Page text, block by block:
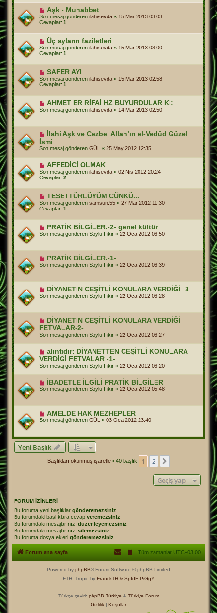
Aşk - Muhabbet
Son mesaj gönderen ilahisevda « 15 Mar 2013 03:03
Cevaplar: 1
Üç ayların faziletleri
Son mesaj gönderen ilahisevda « 15 Mar 2013 03:00
Cevaplar: 1
SAFER AYI
Son mesaj gönderen ilahisevda « 15 Mar 2013 02:58
Cevaplar: 1
AHMET ER RİFAİ HZ BUYURDULAR Kİ:
Son mesaj gönderen ilahisevda « 14 Mar 2013 02:50
İlahi Aşk ve Cezbe, Allah’ın el-Vedûd Güzel
İsmi
Son mesaj gönderen GÜL « 25 May 2012 12:35
AFFEDİCİ OLMAK
Son mesaj gönderen ilahisevda « 02 Nis 2012 20:24
Cevaplar: 2
TESETTÜRLÜYÜM CÜNKÜ...
Son mesaj gönderen samsun.55 « 27 Mar 2012 11:30
Cevaplar: 1
PRATİK BİLGİLER.-2- genel kültür
Son mesaj gönderen Soylu Fikir « 22 Oca 2012 06:50
PRATİK BİLGİLER.-1-
Son mesaj gönderen Soylu Fikir « 22 Oca 2012 06:39
DİYANETİN CEŞİTLİ KONULARA VERDİĞİ -3-
Son mesaj gönderen Soylu Fikir « 22 Oca 2012 06:28
DİYANETİN CEŞİTLİ KONULARA VERDİĞİ
FETVALAR-2-
Son mesaj gönderen Soylu Fikir « 22 Oca 2012 06:27
alıntıdır: DİYANETTEN CEŞİTLİ KONULARA
VERDİGİ FETVALAR -1-
Son mesaj gönderen Soylu Fikir « 22 Oca 2012 06:20
İBADETLE İLGİLİ PRATİK BİLGİLER
Son mesaj gönderen Soylu Fikir « 22 Oca 2012 05:48
AMELDE HAK MEZHEPLER
Son mesaj gönderen GÜL « 03 Oca 2012 23:40
Yeni Başlık
Başlıkları okunmuş işaretle • 40 başlık 1 2
Geçiş yap
FORUM IZINLERI
Bu foruma yeni başlıklar gönderemezsiniz
Bu forumdaki başlıklara cevap veremezsiniz
Bu forumdaki mesajlarınızı düzenleyemezsiniz
Bu forumdaki mesajlarınızı silemezsiniz
Bu foruma dosya ekleri gönderemezsiniz
Forum ana sayfa Tüm zamanlar UTC+03:00
Powered by phpBB® Forum Software © phpBB Limited
FTH_Tropic by FranckTH & SpIdErPiGgY
Türkçe çeviri: phpBB Türkiye & Türkiye Forum
Gizlilik | Koşullar